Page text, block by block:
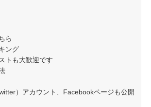
ら
ング
トも大歓迎です
）アカウント、Facebookページも公開